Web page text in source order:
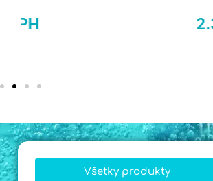
2.374,- € s DPH
Všetky produkty